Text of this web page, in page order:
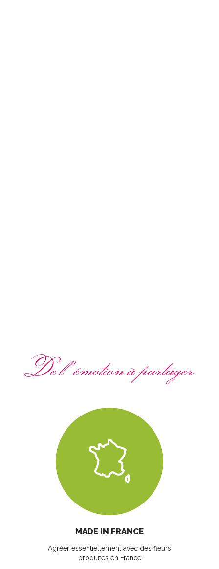
De l'émotion à partager
MADE IN FRANCE
Agréer essentiellement avec des fleurs
produites en France